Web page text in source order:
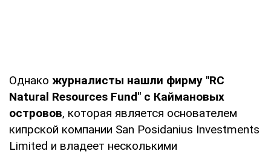
Однако журналисты нашли фирму "RC
Natural Resources Fund" с Каймановых
островов, которая является основателем
кипрской компании San Posidanius Investments
Limited и владеет несколькими